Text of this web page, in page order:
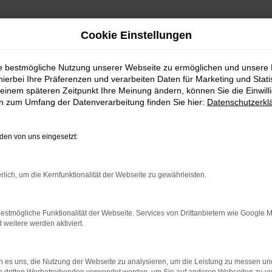
für Heidelberg mit
mit Lieferservice
entscheidet sich für einen Jeep Neuwagen mit
und überzeugen immer wieder durch Ihre perfekte
mit einem gebrauchten Modell ergeben sich über lange
Reparaturen besteht. Ein weiterer Vorteil liegt darin, dass
auf den Straßen von Heidelberg unterwegs sein
Cookie Einstellungen
bestmögliche Nutzung unserer Webseite zu ermöglichen und unsere
Ihre Präferenzen und verarbeiten Daten für Marketing und
späteren Zeitpunkt Ihre Meinung ändern, können Sie die
zum Umfang der Datenverarbeitung finden Sie hier:
von uns eingesetzt:
um die Kernfunktionalität der Webseite zu gewährleisten.
Funktionalität der Webseite. Services von Drittanbietern wie Google
weitere werden aktiviert.
es uns, die Nutzung der Webseite zu analysieren, um die Leistung zu messen